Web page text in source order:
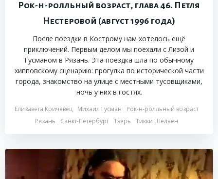
Рок-н-ролльный возраст, глава 46. Петля
Нестеровой (август 1996 года)
После поездки в Кострому нам хотелось ещё
приключений. Первым делом мы поехали с Лизой и
Гусманом в Рязань. Эта поездка шла по обычному
хипповскому сценарию: прогулка по исторической части
города, знакомство на улице с местными тусовщиками,
ночь у них в гостях.
Елизавета Кричевец Михаил Гусман
Рок-н-ролльный возраст
Рязань
Санкт-Петербург Тверь Тикки Шельен